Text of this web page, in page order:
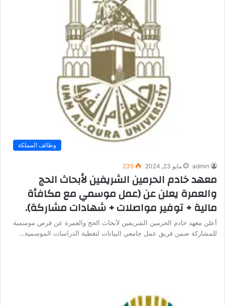
وظائف المملكة
admin مايو 23, 2024 235
معهد خادم الحرمين الشريفين لأبحاث الحج
والعمرة يعلن عن (عمل موسمي مع مكافأة
مالية + توفير مواصلات + شهادات مشاركة).
أعلن معهد خادم الحرمين الشريفين لأبحاث الحج والعمرة عن فرص موسمية
للمشاركة ضمن فريق عمل جامعي البيانات لتغطية الدراسات الموسمية…